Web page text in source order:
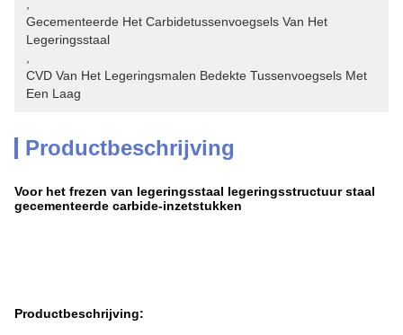
Gecementeerde Het Carbidetussenvoegsels Van Het
Legeringsstaal
CVD Van Het Legeringsmalen Bedekte Tussenvoegsels Met
Een Laag
Productbeschrijving
Voor het frezen van legeringsstaal legeringsstructuur staal
gecementeerde carbide-inzetstukken
Productbeschrijving: